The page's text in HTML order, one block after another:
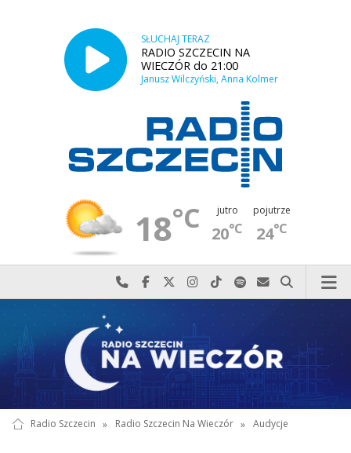
SŁUCHAJ TERAZ
RADIO SZCZECIN NA
WIECZÓR do 21:00
Janusz Wilczyński, Anna Kolmer
18°C jutro
20°C
pojutrze
24°C
Najlepiej po prostu do nas zadzwoń
Odwiedź nas na Facebook-u
Odwiedź nas na X
Odwiedź nas na Instagram-ie
Odwiedź nas na TikTok-u
Szukaj nas na Spotify
Wyślij do nas
Szukaj
Radio Szczecin » Radio Szczecin Na Wieczór » Audycje